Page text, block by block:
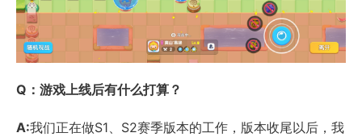
Q：游戏上线后有什么打算？
A:我们正在做S1、S2赛季版本的工作，版本收尾以后，我